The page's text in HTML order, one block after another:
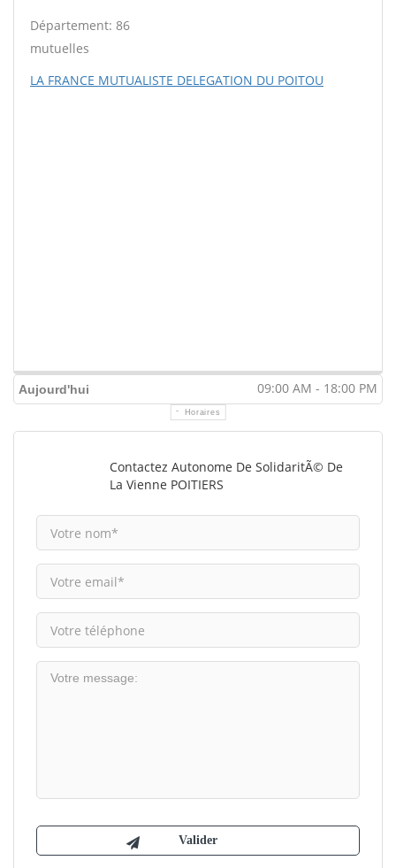
Département: 86
mutuelles
LA FRANCE MUTUALISTE DELEGATION DU POITOU
Aujourd'hui 09:00 AM - 18:00 PM
Horaires
Contactez Autonome De SolidaritÃ© De
La Vienne POITIERS